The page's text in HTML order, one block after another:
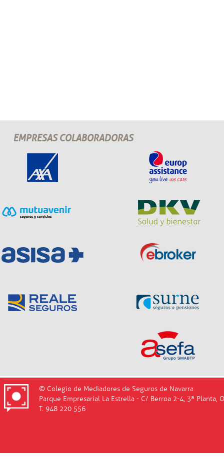
EMPRESAS COLABORADORAS
© Colegio de Mediadores de Seguros de Navarra
Parque Empresarial La Estrella - C/ Berroa 2-4, 3ª Planta,
T. 948 220 556